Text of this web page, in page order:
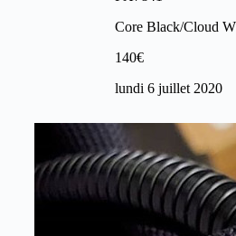
Core Black/Cloud
140€
lundi 6 juillet 2020